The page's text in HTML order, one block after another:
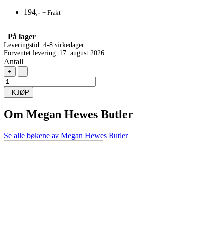
194,- + Frakt
På lager
Leveringstid: 4-8 virkedager
Forventet levering: 17. august 2026
Antall
+ -
KJØP
Om Megan Hewes Butler
Se alle bøkene av Megan Hewes Butler